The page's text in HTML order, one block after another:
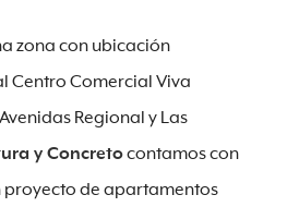
zona con ubicación
Centro Comercial Viva
Regional y Las
y Concretocontamos con
proyecto de apartamentos